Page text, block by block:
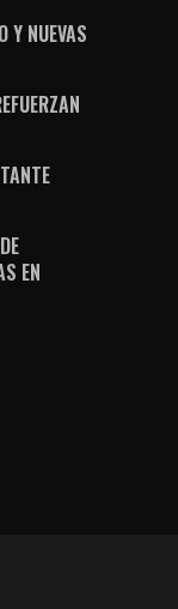
Y NUEVAS
EN